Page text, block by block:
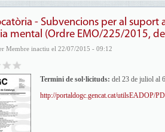
- Subvencions per al
mental (Ordre EMO/225/2015,
Membre inactiu el 22/07/2015 - 09:12
Termini de sol·licituds: del 23 de juliol al
http://portaldogc.gencat.cat/utilsEADOP/